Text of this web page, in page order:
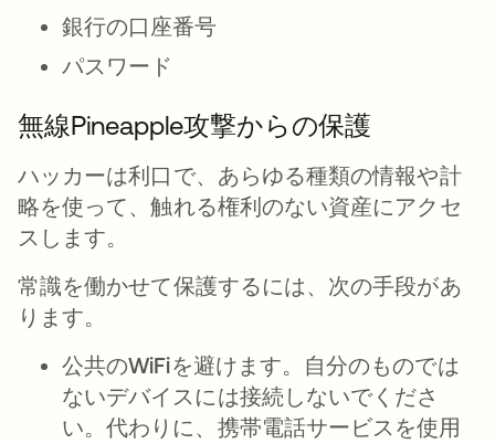
銀行の口座番号
パスワード
無線Pineapple攻撃からの保護
ハッカーは利口で、あらゆる種類の情報や計
略を使って、触れる権利のない資産にアクセ
スします。
常識を働かせて保護するには、次の手段があ
ります。
公共のWiFiを避けます。 自分のものでは
ないデバイスには接続しないでくださ
い。代わりに、携帯電話サービスを使用